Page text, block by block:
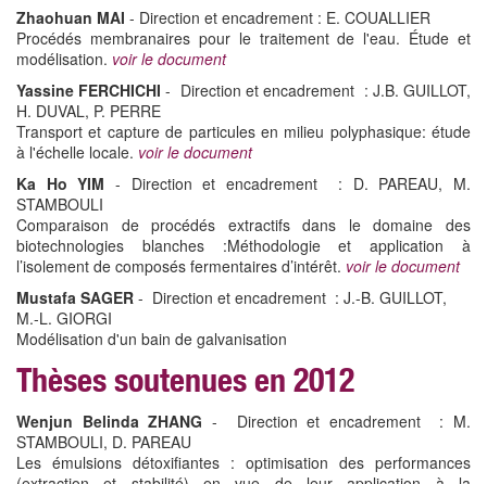
Zhaohuan MAI - Direction et encadrement : E. COUALLIER
Procédés membranaires pour le traitement de l'eau. Étude et
modélisation. voir le document
Yassine FERCHICHI - Direction et encadrement : J.B. GUILLOT,
H. DUVAL, P. PERRE
Transport et capture de particules en milieu polyphasique: étude
à l'échelle locale. voir le document
Ka Ho YIM - Direction et encadrement : D. PAREAU, M.
STAMBOULI
Comparaison de procédés extractifs dans le domaine des
biotechnologies blanches :Méthodologie et application à
l’isolement de composés fermentaires d’intérêt. voir le document
Mustafa SAGER - Direction et encadrement : J.-B. GUILLOT,
M.-L. GIORGI
Modélisation d'un bain de galvanisation
Thèses soutenues en 2012
Wenjun Belinda ZHANG - Direction et encadrement : M.
STAMBOULI, D. PAREAU
Les émulsions détoxifiantes : optimisation des performances